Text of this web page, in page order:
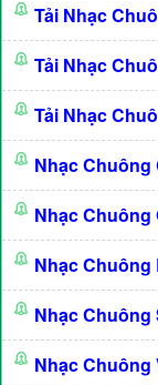
Tải Nhạc
Tải Nhạc
Tải Nhạc
Nhạc Chuông
Nhạc Chuông
Nhạc Chuông
Nhạc Chuông
Nhạc Chuông